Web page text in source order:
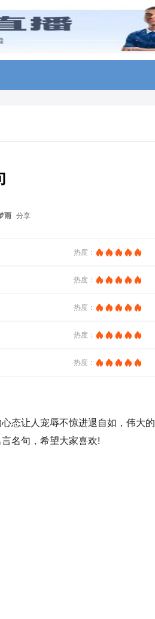
雨 分享
热度：
热度：
热度：
热度：
热度：
态让人宠辱不惊进退自如，伟大的
名句，希望大家喜欢!